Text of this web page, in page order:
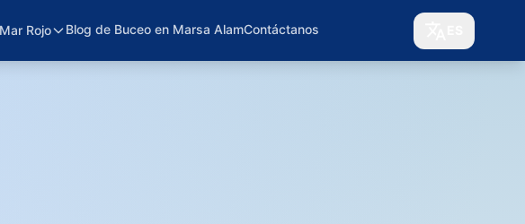
Rojo Blog de Buceo en Marsa AlamContáctanos